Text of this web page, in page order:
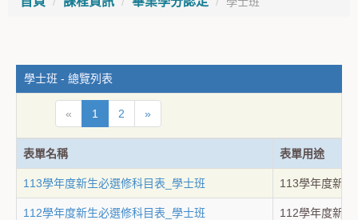
學士班 - 總覽列表
« 1 2 »
表單名稱 表單用途
113學年度新生必選修科目表_學士班 113學年度新
112學年度新生必選修科目表_學士班 112學年度新